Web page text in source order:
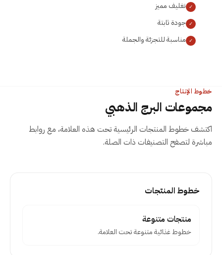
✓ تغليف مميز
✓ جودة ثابتة
✓ مناسبة للتجزئة والجملة
خطوط الإنتاج
مجموعات البرج الذهبي
اكتشف خطوط المنتجات الرئيسية تحت هذه العلامة، مع روابط
مباشرة لتصفح التصنيفات ذات الصلة.
خطوط المنتجات
منتجات متنوعة
خطوط غذائية متنوعة تحت العلامة.